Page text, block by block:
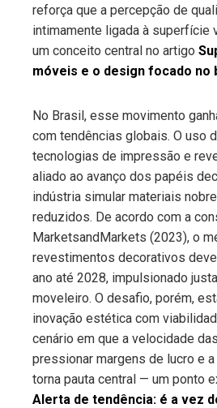
reforça que a percepção de
intimamente ligada à superfície
um conceito central no artigo
móveis e o design focado no
No Brasil, esse movimento
com tendências globais. O uso
tecnologias de impressão e
aliado ao avanço dos papéis
indústria simular materiais
reduzidos. De acordo com a
MarketsandMarkets (2023), o
revestimentos decorativos
ano até 2028, impulsionado
moveleiro. O desafio, porém,
inovação estética com
cenário em que a velocidade
pressionar margens de lucro e
torna pauta central — um ponto
Alerta de tendência: é a vez